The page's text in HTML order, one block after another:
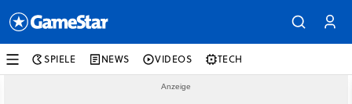
SPIELE NEWS VIDEOS TECH